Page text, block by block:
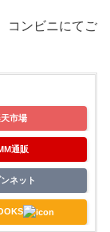
コンビニにてご
市場
通販
ネット